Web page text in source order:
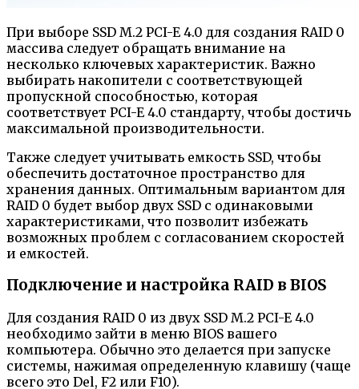
При выборе SSD M.2 PCI-E 4.0 для создания RAID 0
массива следует обращать внимание на
несколько ключевых характеристик. Важно
выбирать накопители с соответствующей
пропускной способностью, которая
соответствует PCI-E 4.0 стандарту, чтобы достичь
максимальной производительности.
Также следует учитывать емкость SSD, чтобы
обеспечить достаточное пространство для
хранения данных. Оптимальным вариантом для
RAID 0 будет выбор двух SSD с одинаковыми
характеристиками, что позволит избежать
возможных проблем с согласованием скоростей
и емкостей.
Подключение и настройка RAID в BIOS
Для создания RAID 0 из двух SSD M.2 PCI-E 4.0
необходимо зайти в меню BIOS вашего
компьютера. Обычно это делается при запуске
системы, нажимая определенную клавишу (чаще
всего это Del, F2 или F10).